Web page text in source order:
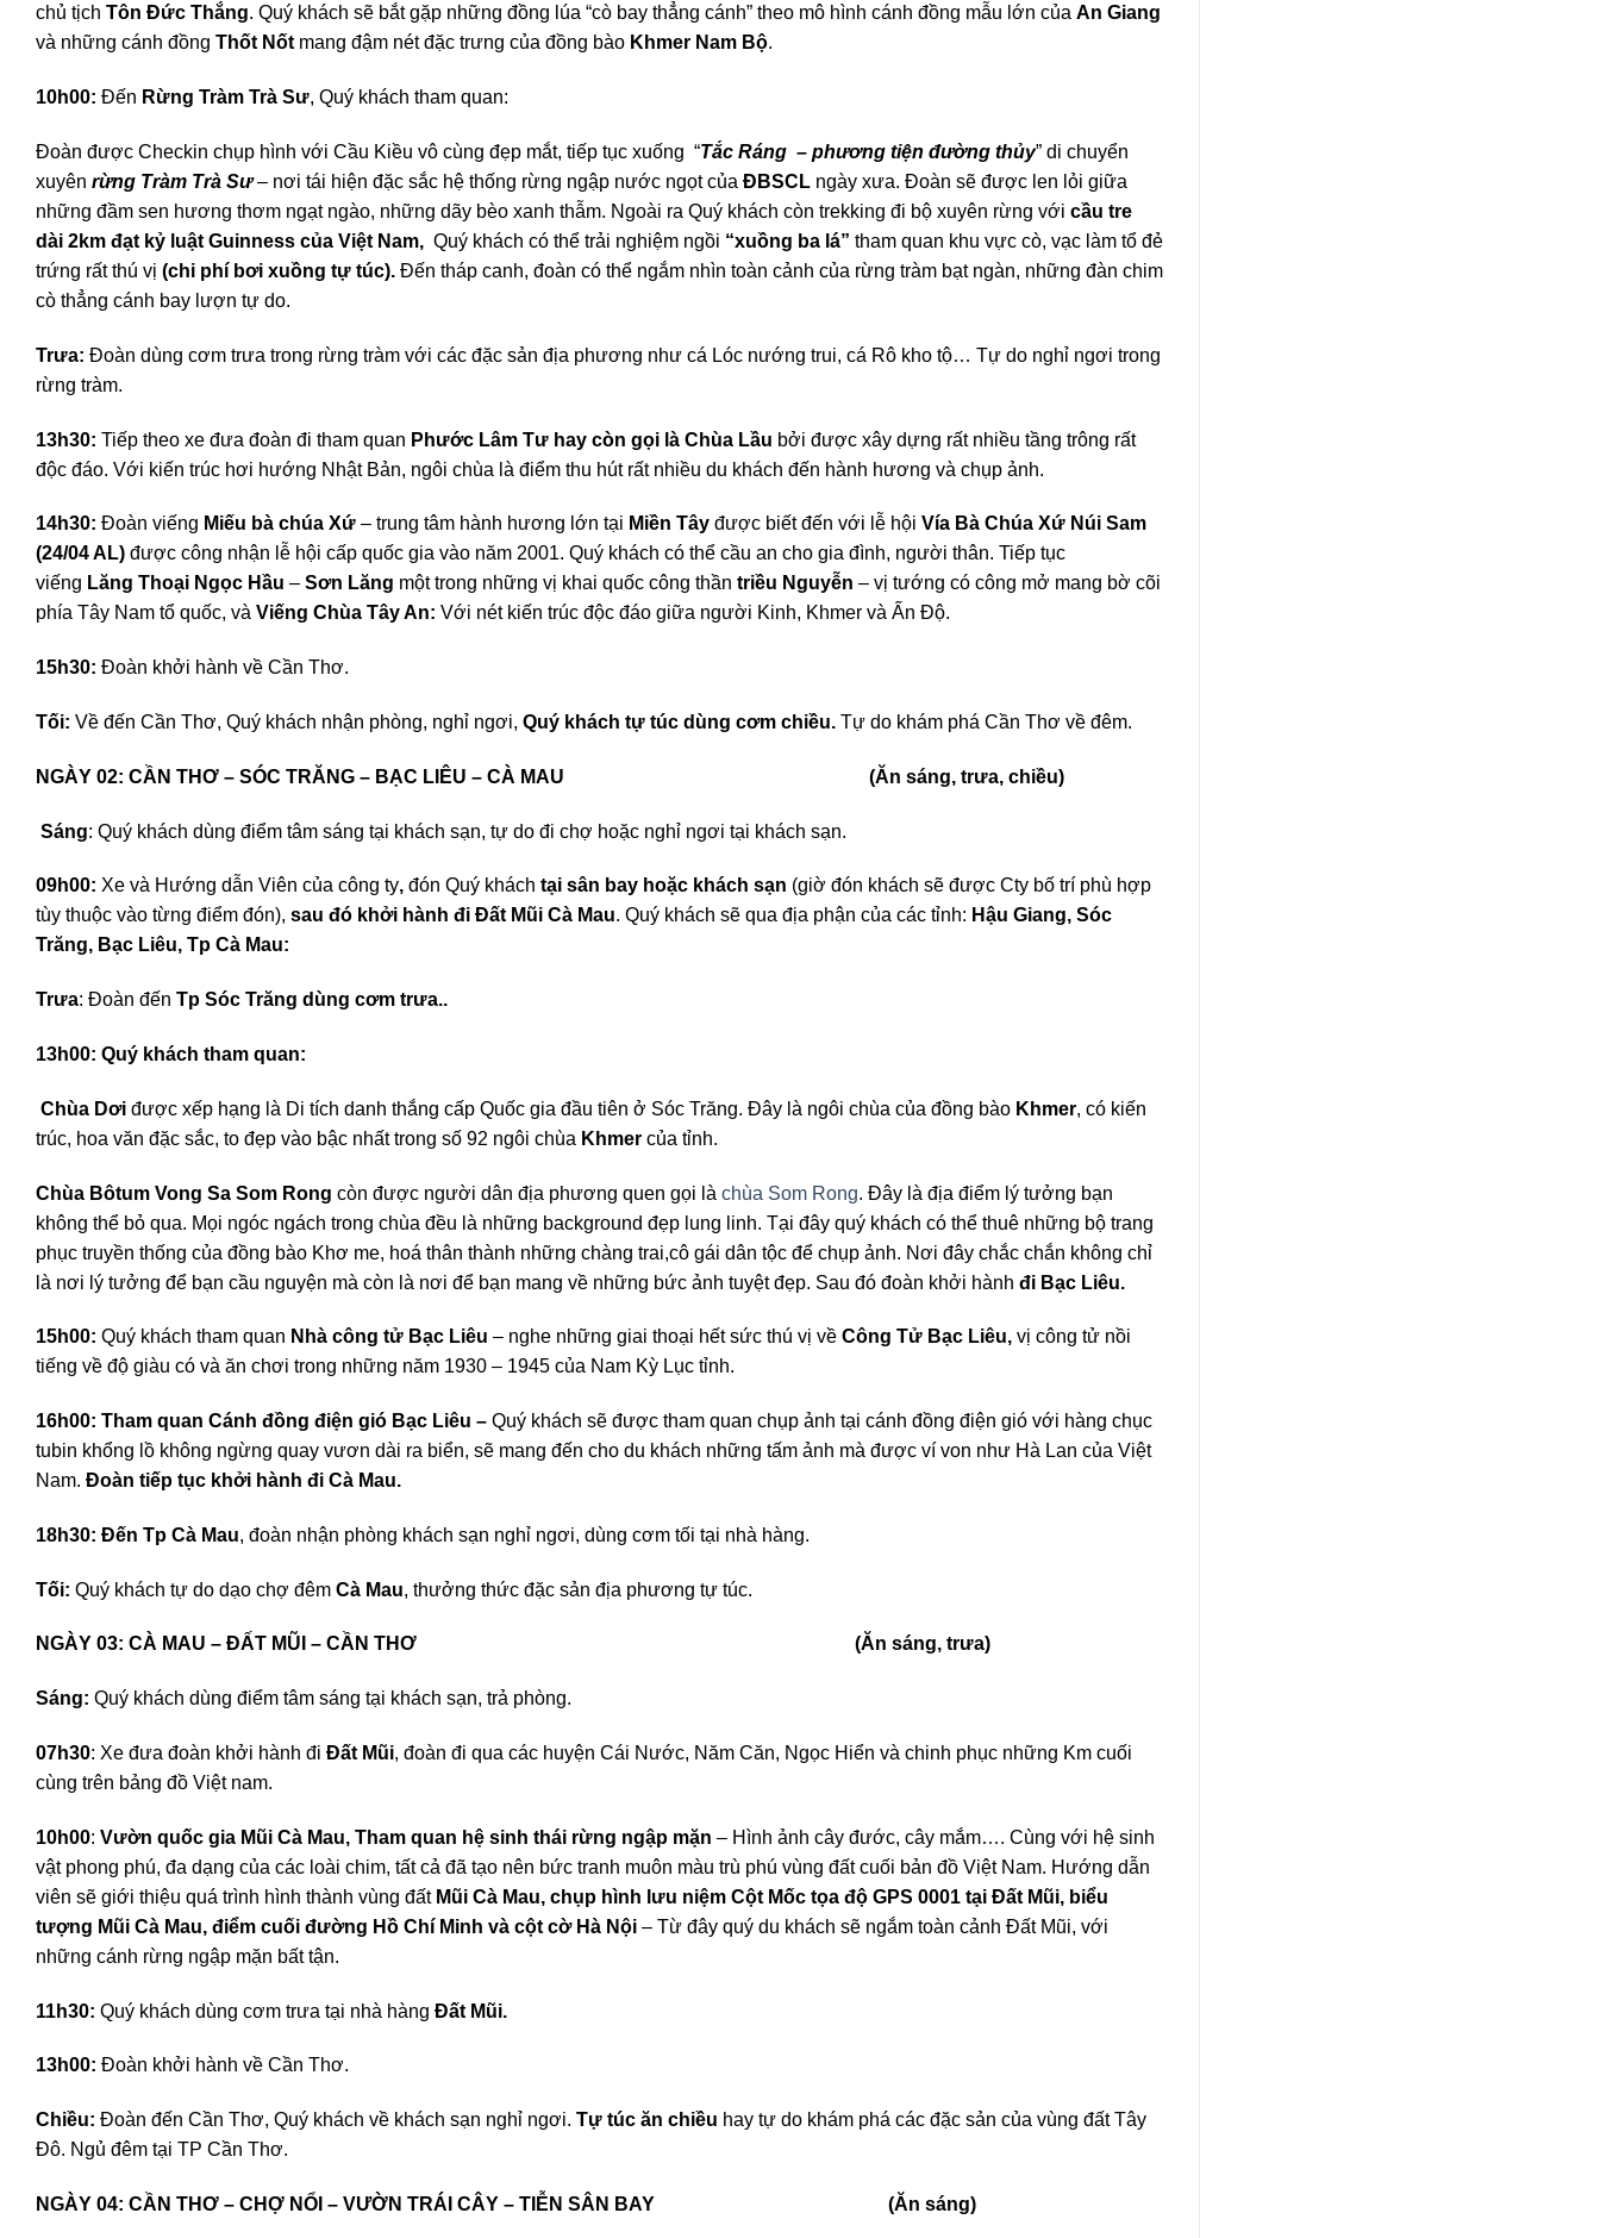
chủ tịch Tôn Đức Thắng. Quý khách sẽ bắt gặp những đồng lúa “cò bay thẳng cánh” theo mô hình cánh đồng mẫu lớn của An Giang
và những cánh đồng Thốt Nốt mang đậm nét đặc trưng của đồng bào Khmer Nam Bộ.
10h00: Đến Rừng Tràm Trà Sư, Quý khách tham quan:
Đoàn được Checkin chụp hình với Cầu Kiều vô cùng đẹp mắt, tiếp tục xuống “Tắc Ráng – phương tiện đường thủy” di chuyển
xuyên rừng Tràm Trà Sư– nơi tái hiện đặc sắc hệ thống rừng ngập nước ngọt của ĐBSCL ngày xưa. Đoàn sẽ được len lỏi giữa
những đầm sen hương thơm ngạt ngào, những dãy bèo xanh thẫm. Ngoài ra Quý khách còn trekking đi bộ xuyên rừng với cầu tre
dài 2km đạt kỷ luật Guinness của Việt Nam, Quý khách có thể trải nghiệm ngồi “xuồng ba lá” tham quan khu vực cò, vạc làm tổ đẻ
trứng rất thú vị (chi phí bơi xuồng tự túc). Đến tháp canh, đoàn có thể ngắm nhìn toàn cảnh của rừng tràm bạt ngàn, những đàn chim
cò thẳng cánh bay lượn tự do.
Trưa: Đoàn dùng cơm trưa trong rừng tràm với các đặc sản địa phương như cá Lóc nướng trui, cá Rô kho tộ… Tự do nghỉ ngơi trong
rừng tràm.
13h30: Tiếp theo xe đưa đoàn đi tham quan Phước Lâm Tư hay còn gọi là Chùa Lầu bởi được xây dựng rất nhiều tầng trông rất
độc đáo. Với kiến trúc hơi hướng Nhật Bản, ngôi chùa là điểm thu hút rất nhiều du khách đến hành hương và chụp ảnh.
14h30: Đoàn viếng Miếu bà chúa Xứ – trung tâm hành hương lớn tại Miền Tây được biết đến với lễ hội Vía Bà Chúa Xứ Núi Sam
(24/04 AL) được công nhận lễ hội cấp quốc gia vào năm 2001. Quý khách có thể cầu an cho gia đình, người thân. Tiếp tục
viếng Lăng Thoại Ngọc Hầu – Sơn Lăng một trong những vị khai quốc công thần triều Nguyễn – vị tướng có công mở mang bờ cõi
phía Tây Nam tổ quốc, và Viếng Chùa Tây An: Với nét kiến trúc độc đáo giữa người Kinh, Khmer và Ấn Độ.
15h30: Đoàn khởi hành về Cần Thơ.
Tối: Về đến Cần Thơ, Quý khách nhận phòng, nghỉ ngơi, Quý khách tự túc dùng cơm chiều. Tự do khám phá Cần Thơ về đêm.
NGÀY 02: CẦN THƠ – SÓC TRĂNG – BẠC LIÊU – CÀ MAU (Ăn sáng, trưa, chiều)
Sáng: Quý khách dùng điểm tâm sáng tại khách sạn, tự do đi chợ hoặc nghỉ ngơi tại khách sạn.
09h00: Xe và Hướng dẫn Viên của công ty, đón Quý khách tại sân bay hoặc khách sạn (giờ đón khách sẽ được Cty bố trí phù hợp
tùy thuộc vào từng điểm đón), sau đó khởi hành đi Đất Mũi Cà Mau. Quý khách sẽ qua địa phận của các tỉnh: Hậu Giang, Sóc
Trăng, Bạc Liêu, Tp Cà Mau:
Trưa: Đoàn đến Tp Sóc Trăng dùng cơm trưa..
13h00: Quý khách tham quan:
Chùa Dơi được xếp hạng là Di tích danh thắng cấp Quốc gia đầu tiên ở Sóc Trăng. Đây là ngôi chùa của đồng bào Khmer, có kiến
trúc, hoa văn đặc sắc, to đẹp vào bậc nhất trong số 92 ngôi chùa Khmer của tỉnh.
Chùa Bôtum Vong Sa Som Rong còn được người dân địa phương quen gọi là chùa Som Rong. Đây là địa điểm lý tưởng bạn
không thể bỏ qua. Mọi ngóc ngách trong chùa đều là những background đẹp lung linh. Tại đây quý khách có thể thuê những bộ trang
phục truyền thống của đồng bào Khơ me, hoá thân thành những chàng trai,cô gái dân tộc để chụp ảnh. Nơi đây chắc chắn không chỉ
là nơi lý tưởng để bạn cầu nguyện mà còn là nơi để bạn mang về những bức ảnh tuyệt đẹp. Sau đó đoàn khởi hành đi Bạc Liêu.
15h00: Quý khách tham quan Nhà công tử Bạc Liêu – nghe những giai thoại hết sức thú vị về Công Tử Bạc Liêu, vị công tử nồi
tiếng về độ giàu có và ăn chơi trong những năm 1930 – 1945 của Nam Kỳ Lục tỉnh.
16h00: Tham quan Cánh đồng điện gió Bạc Liêu – Quý khách sẽ được tham quan chụp ảnh tại cánh đồng điện gió với hàng chục
tubin khổng lồ không ngừng quay vươn dài ra biển, sẽ mang đến cho du khách những tấm ảnh mà được ví von như Hà Lan của Việt
Nam. Đoàn tiếp tục khởi hành đi Cà Mau.
18h30: Đến Tp Cà Mau, đoàn nhận phòng khách sạn nghỉ ngơi, dùng cơm tối tại nhà hàng.
Tối: Quý khách tự do dạo chợ đêm Cà Mau, thưởng thức đặc sản địa phương tự túc.
NGÀY 03: CÀ MAU – ĐẤT MŨI – CẦN THƠ (Ăn sáng, trưa)
Sáng: Quý khách dùng điểm tâm sáng tại khách sạn, trả phòng.
07h30: Xe đưa đoàn khởi hành đi Đất Mũi, đoàn đi qua các huyện Cái Nước, Năm Căn, Ngọc Hiển và chinh phục những Km cuối
cùng trên bảng đồ Việt nam.
10h00: Vườn quốc gia Mũi Cà Mau, Tham quan hệ sinh thái rừng ngập mặn – Hình ảnh cây đước, cây mắm…. Cùng với hệ sinh
vật phong phú, đa dạng của các loài chim, tất cả đã tạo nên bức tranh muôn màu trù phú vùng đất cuối bản đồ Việt Nam. Hướng dẫn
viên sẽ giới thiệu quá trình hình thành vùng đất Mũi Cà Mau, chụp hình lưu niệm Cột Mốc tọa độ GPS 0001 tại Đất Mũi, biểu
tượng Mũi Cà Mau, điểm cuối đường Hồ Chí Minh và cột cờ Hà Nội – Từ đây quý du khách sẽ ngắm toàn cảnh Đất Mũi, với
những cánh rừng ngập mặn bất tận.
11h30: Quý khách dùng cơm trưa tại nhà hàng Đất Mũi.
13h00: Đoàn khởi hành về Cần Thơ.
Chiều: Đoàn đến Cần Thơ, Quý khách về khách sạn nghỉ ngơi. Tự túc ăn chiều hay tự do khám phá các đặc sản của vùng đất Tây
Đô. Ngủ đêm tại TP Cần Thơ.
NGÀY 04: CẦN THƠ – CHỢ NỔI – VƯỜN TRÁI CÂY – TIỄN SÂN BAY (Ăn sáng)